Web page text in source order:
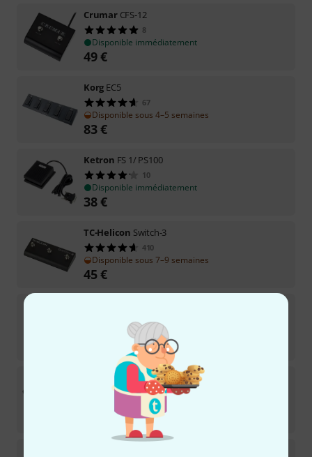
Crumar CFS-12
8
Disponible immédiatement
49€
Korg EC5
67
Disponible sous 4–5 semaines
83€
Ketron FS 1/ PS100
10
Disponible immédiatement
38€
TC-Helicon Switch-3
410
Disponible sous 7–9 semaines
45€
Disponible immédiatement
Ketron FS6 B-Stock
5
Disponible immédiatement